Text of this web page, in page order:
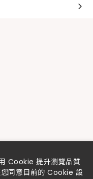
Cookie 提升瀏覽品質
同意目前的 Cookie 設